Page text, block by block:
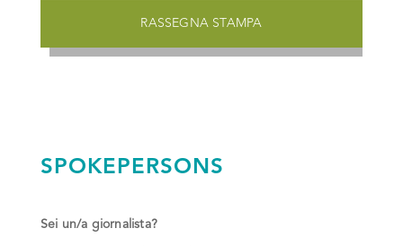
RASSEGNA STAMPA
SPOKEPERSONS
Sei un/a giornalista?